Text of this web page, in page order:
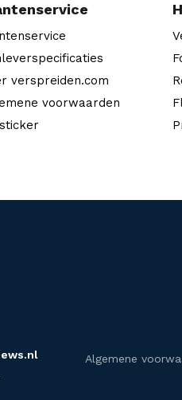
verspreiden.com
voorwaarden
Algemene